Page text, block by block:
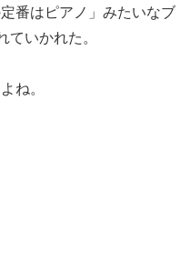
番はピアノ」みたいなブ
ていかれた。
ね。